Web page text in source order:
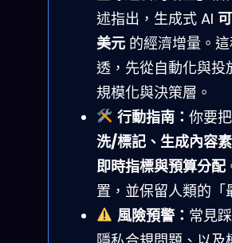
述指出，生成式 AI
美元 的經濟增量。
透，先從自動化與
規模化與決策層。
行動指南： 你要
洗/標記、生成內容
即時指標與預算分配
置，並保留人類的「
風險預警： 常見